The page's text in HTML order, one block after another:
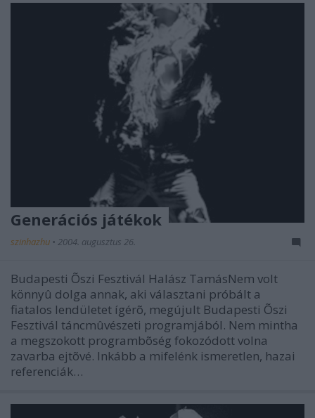
Generációs játékok
szinhazhu • 2004. augusztus 26.
Budapesti Õszi Fesztivál Halász TamásNem volt
könnyû dolga annak, aki választani próbált a
fiatalos lendületet ígérõ, megújult Budapesti Õszi
Fesztivál táncmûvészeti programjából. Nem mintha
a megszokott programbõség fokozódott volna
zavarba ejtõvé. Inkább a mifelénk ismeretlen, hazai
referenciák…